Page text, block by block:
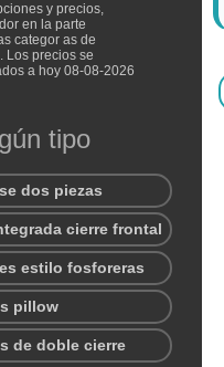
y precios,
en la parte
categor as de
Los precios se
a hoy 08-08-2026
tipo
dos piezas
cierre frontal
estilo fosforeras
pillow
de doble cierre